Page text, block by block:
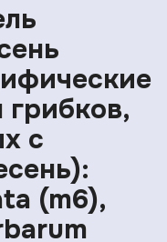
грибков,
с
(m6),